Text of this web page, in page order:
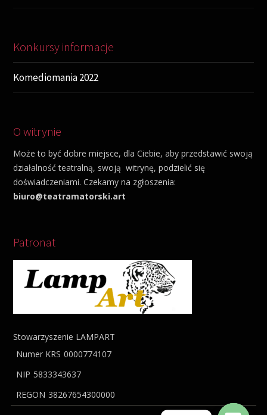
Konkursy informacje
Komediomania 2022
O witrynie
Może to być dobre miejsce, dla Ciebie, aby przedstawić swoją
działalność teatralną, swoją witrynę, podzielić się
doświadczeniami. Czekamy na zgłoszenia:
biuro@teatramatorski.art
Patronat
Stowarzyszenie LAMPART
Numer KRS 0000774107
NIP 5833343637
REGON 38267654300000